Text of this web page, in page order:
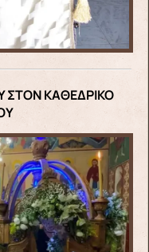
ΣΤΟΝ ΚΑΘΕΔΡΙΚΟ